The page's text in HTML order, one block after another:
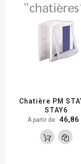
Chatière PM
STAY6
À partir de 46,86